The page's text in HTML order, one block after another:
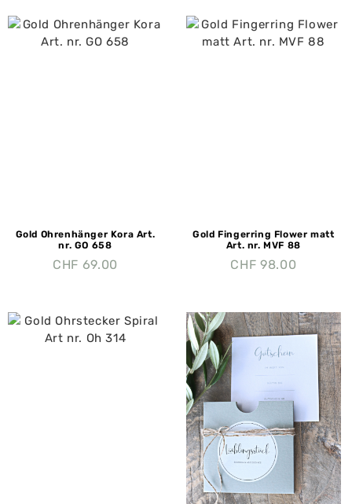
Gold Ohrenhänger Kora Art.
nr. GO 658
CHF 69.00
Gold Fingerring Flower matt
Art. nr. MVF 88
CHF 98.00